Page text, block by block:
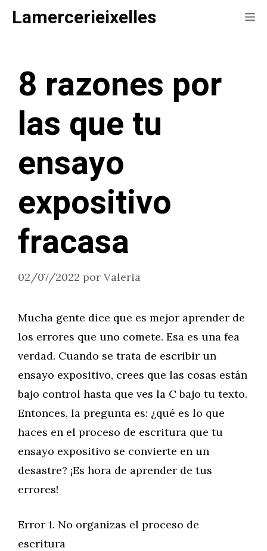
SaltarLamercerieixelles
8 razones por
las que tu
ensayo
expositivo
fracasa
02/07/2022 por Valeria
Mucha gente dice que es mejor aprender de
los errores que uno comete. Esa es una fea
verdad. Cuando se trata de escribir un
ensayo expositivo, crees que las cosas están
bajo control hasta que ves la C bajo tu texto.
Entonces, la pregunta es: ¿qué es lo que
haces en el proceso de escritura que tu
ensayo expositivo se convierte en un
desastre? ¡Es hora de aprender de tus
errores!
Error 1. No organizas el proceso de
escritura